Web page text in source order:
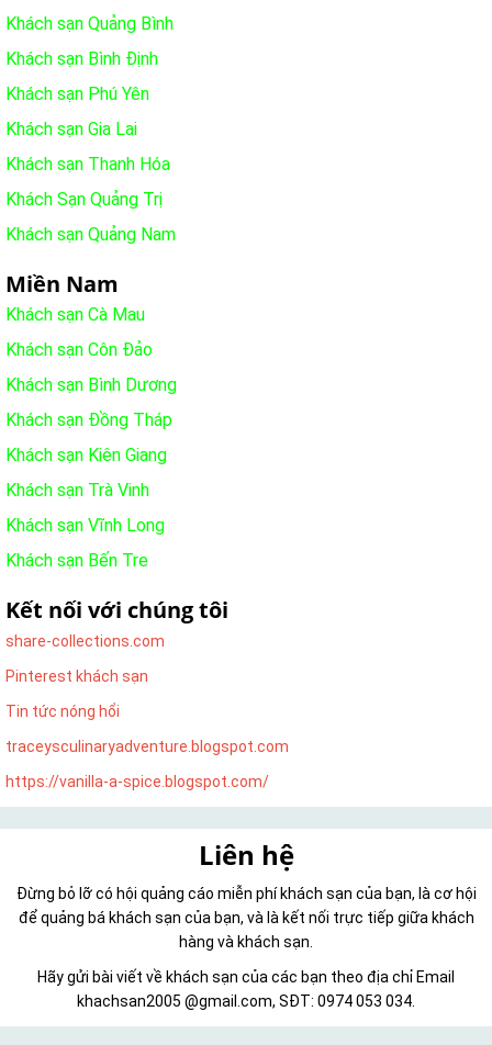
Khách sạn Quảng Bình
Khách sạn Bình Định
Khách sạn Phú Yên
Khách sạn Gia Lai
Khách sạn Thanh Hóa
Khách Sạn Quảng Trị
Khách sạn Quảng Nam
Miền Nam
Khách sạn Cà Mau
Khách sạn Côn Đảo
Khách sạn Bình Dương
Khách sạn Đồng Tháp
Khách sạn Kiên Giang
Khách sạn Trà Vinh
Khách sạn Vĩnh Long
Khách sạn Bến Tre
Kết nối với chúng tôi
share-collections.com
Pinterest khách sạn
Tin tức nóng hổi
traceysculinaryadventure.blogspot.com
https://vanilla-a-spice.blogspot.com/
Liên hệ
Đừng bỏ lỡ có hội quảng cáo miễn phí khách sạn của bạn, là cơ hội
để quảng bá khách sạn của bạn, và là kết nối trực tiếp giữa khách
hàng và khách sạn.
Hãy gửi bài viết về khách sạn của các bạn theo địa chỉ Email
khachsan2005 @gmail.com, SĐT: 0974 053 034.